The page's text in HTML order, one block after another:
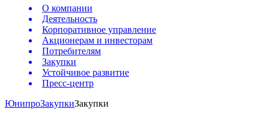
О компании
Деятельность
Корпоративное управление
Акционерам и инвесторам
Потребителям
Закупки
Устойчивое развитие
Пресс-центр
ЮнипроЗакупкиЗакупки